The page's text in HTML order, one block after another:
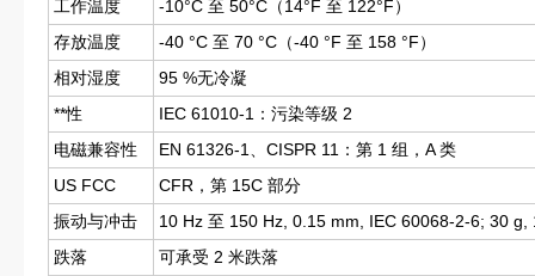
工作温度
-10°C 至 50°C（14°F 至 122°F）
存放温度
-40 °C 至 70 °C（-40 °F 至 158 °F）
相对湿度
95 %无冷凝
**性
IEC 61010-1：污染等级 2
电磁兼容性
EN 61326-1、CISPR 11：第 1 组，A 类
US FCC
CFR，第 15C 部分
振动与冲击
10 Hz 至 150 Hz, 0.15 mm, IEC 60068-2-6; 30 g,
跌落
可承受 2 米跌落